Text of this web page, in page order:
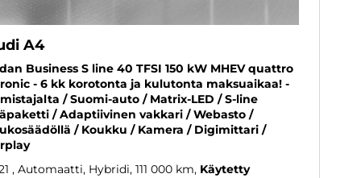
A4
Business S line 40 TFSI 150 kW MHEV quattro
- 6 kk korotonta ja kulutonta maksuaikaa! -
/ Suomi-auto / Matrix-LED / S-line
/ Adaptiivinen vakkari / Webasto /
/ Koukku / Kamera / Digimittari /
, Automaatti, Hybridi, 111 000 km Käytetty